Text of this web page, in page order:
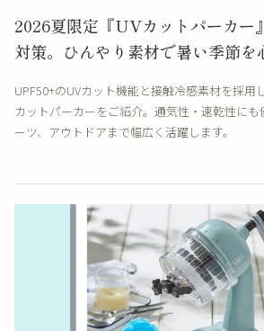
2026夏限定『UVカットパーカー
対策。ひんやり素材で暑い季節を
UPF50+のUVカット機能と接触冷感素材を採用
カットパーカーをご紹介。通気性・速乾性に
ーツ、アウトドアまで幅広く活躍します。